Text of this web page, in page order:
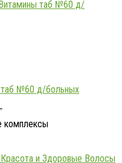
таб №60 д/больных
комплексы